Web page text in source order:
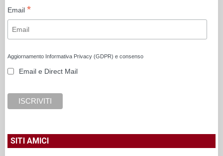
Email *
Aggiornamento Informativa Privacy (GDPR) e consenso
Email e Direct Mail
SITI AMICI